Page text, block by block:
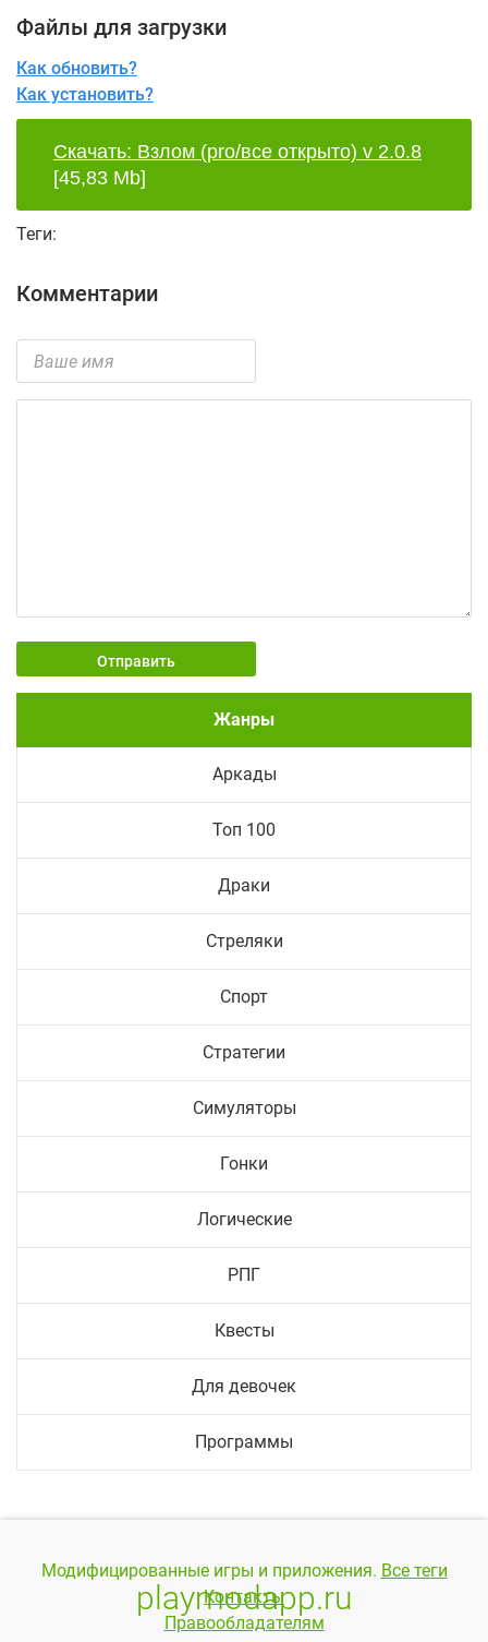
Файлы для загрузки
Как обновить?
Как установить?
Скачать: Взлом (pro/все открыто) v 2.0.8
[45,83 Mb]
Теги:
Комментарии
Отправить
Жанры
Аркады
Топ 100
Драки
Стреляки
Спорт
Стратегии
Симуляторы
Гонки
Логические
РПГ
Квесты
Для девочек
Программы
playmodapp.ru
Модифицированные игры и приложения. Все теги
Контакты
Правообладателям